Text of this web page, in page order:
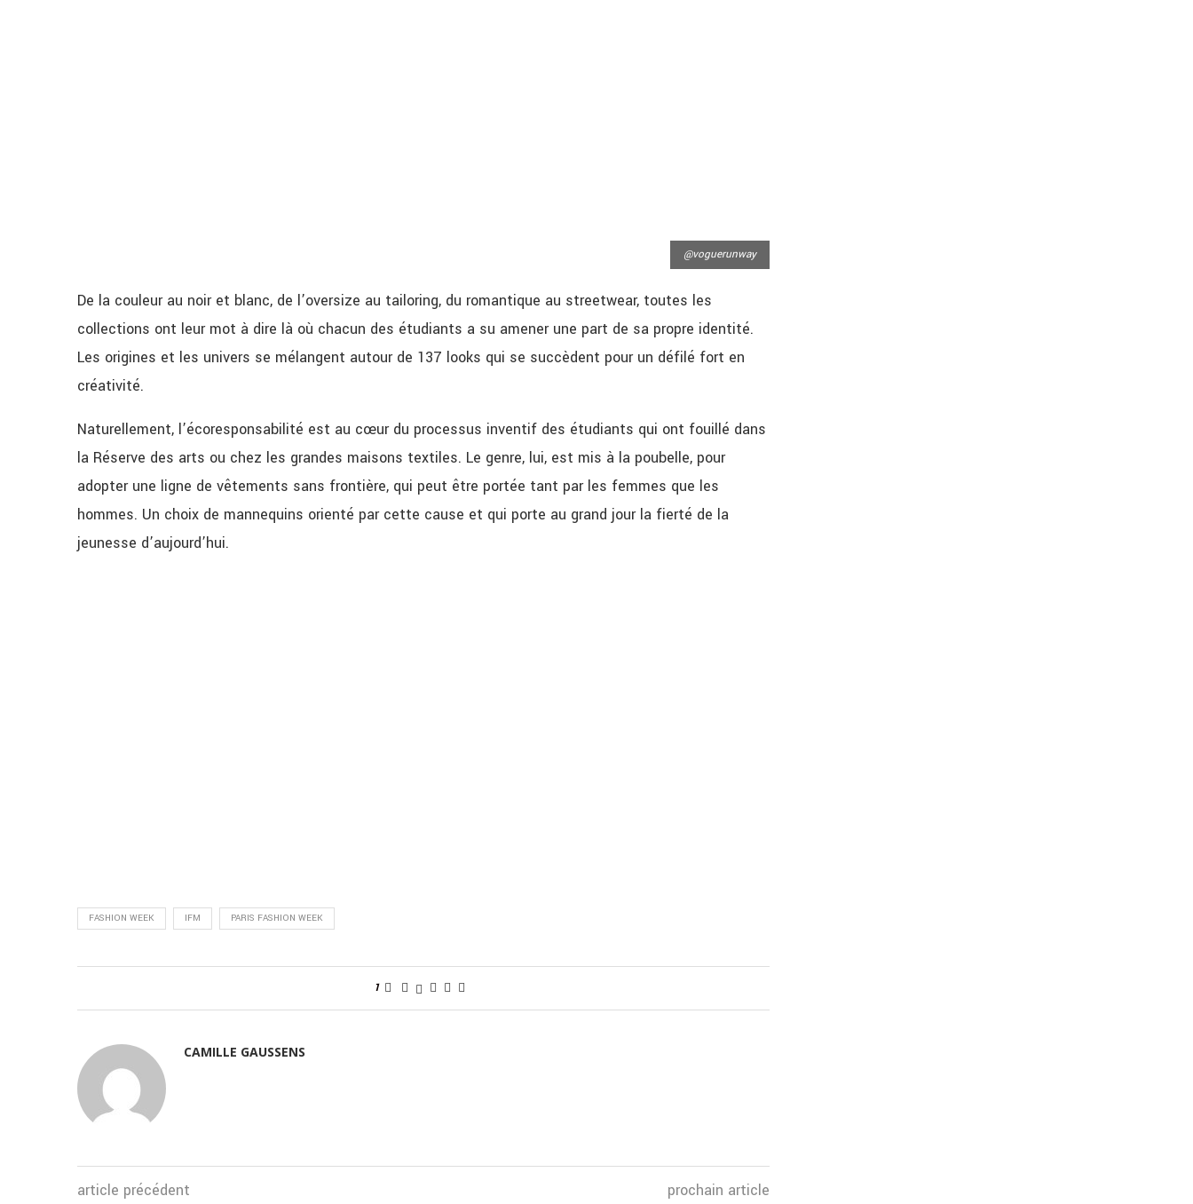
@voguerunway
De la couleur au noir et blanc, de l’oversize au tailoring, du romantique au streetwear, toutes les
collections ont leur mot à dire là où chacun des étudiants a su amener une part de sa propre identité.
Les origines et les univers se mélangent autour de 137 looks qui se succèdent pour un défilé fort en
créativité.
Naturellement, l’écoresponsabilité est au cœur du processus inventif des étudiants qui ont fouillé dans
la Réserve des arts ou chez les grandes maisons textiles. Le genre, lui, est mis à la poubelle, pour
adopter une ligne de vêtements sans frontière, qui peut être portée tant par les femmes que les
hommes. Un choix de mannequins orienté par cette cause et qui porte au grand jour la fierté de la
jeunesse d’aujourd’hui.
FASHION WEEK IFM PARIS FASHION WEEK
1
CAMILLE GAUSSENS
article précédent prochain article